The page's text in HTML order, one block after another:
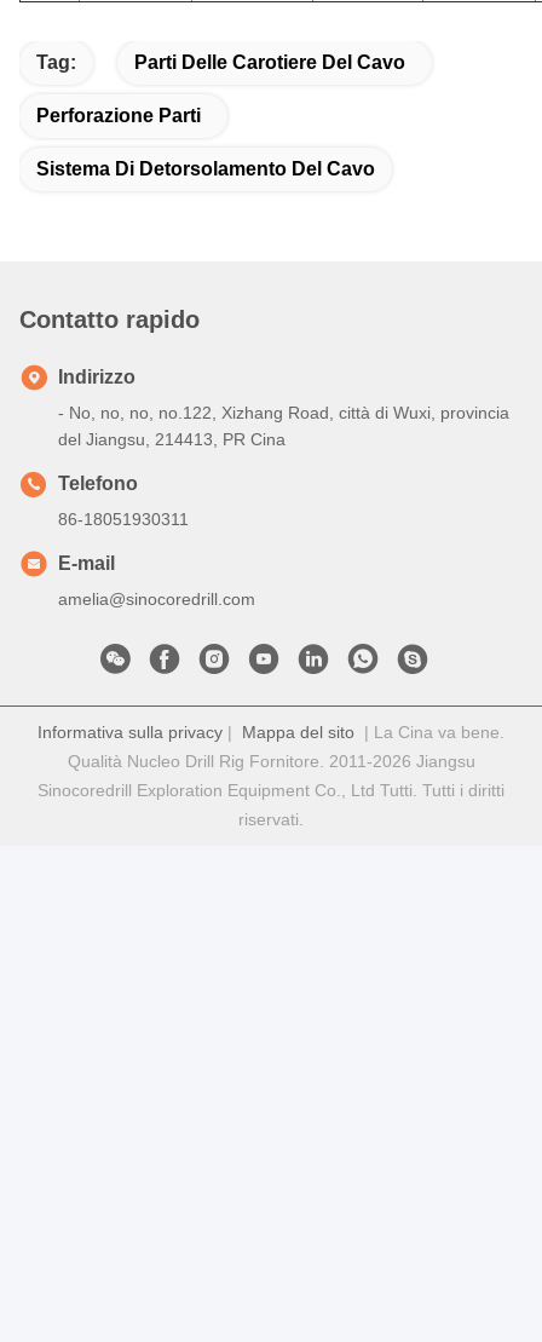
Tag: Parti Delle Carotiere Del Cavo
Perforazione Parti
Sistema Di Detorsolamento Del Cavo
Contatto rapido
Indirizzo
- No, no, no, no.122, Xizhang Road, città di Wuxi, provincia
del Jiangsu, 214413, PR Cina
Telefono
86-18051930311
E-mail
amelia@sinocoredrill.com
Informativa sulla privacy | Mappa del sito | La Cina va bene.
Qualità Nucleo Drill Rig Fornitore. 2011-2026 Jiangsu
Sinocoredrill Exploration Equipment Co., Ltd Tutti. Tutti i diritti
riservati.